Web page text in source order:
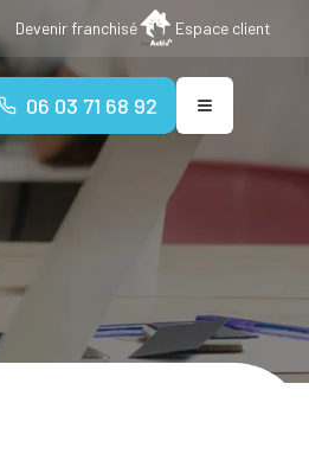
Devenir franchisé Espace client
06 03 71 68 92